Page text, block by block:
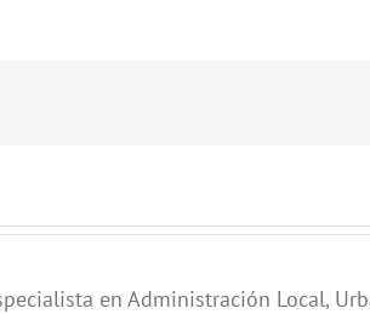
en Administración Local,